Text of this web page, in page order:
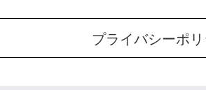
プライバシーポ